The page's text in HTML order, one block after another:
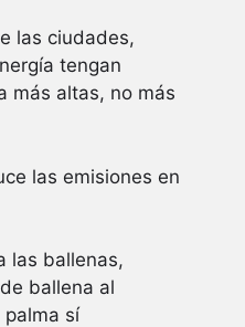
las ciudades,
tengan
más altas, no más
las emisiones en
las ballenas,
ballena al
sí